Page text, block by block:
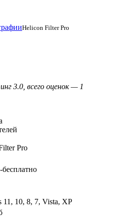
Helicon Filter Pro
3.0, всего оценок — 1
Pro
11, 10, 8, 7, Vista, XP